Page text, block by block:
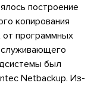
построение
копирования
программных
был
Netbackup. Из-